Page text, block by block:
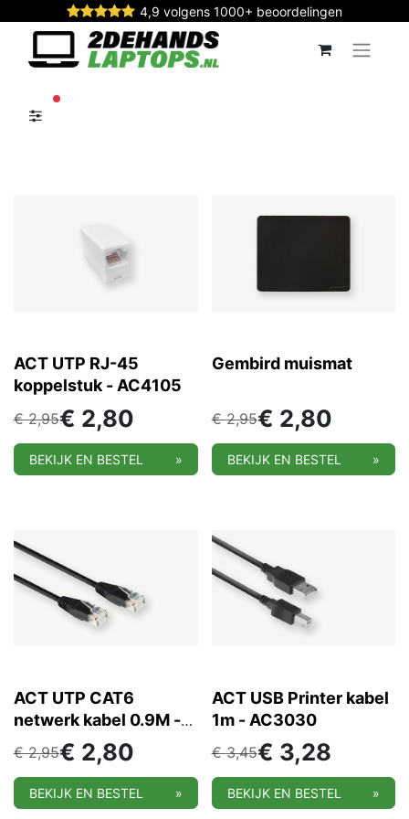
4,9 volgens 1000+ beoordelingen
actieve filters
ACT UTP RJ-45
koppelstuk - AC4105
€2,95€ 2,80
BEKIJK EN BESTEL »
Gembird muismat
€2,95€ 2,80
BEKIJK EN BESTEL »
ACT UTP CAT6
netwerk kabel 0.9M -
AC4000
€2,95€ 2,80
BEKIJK EN BESTEL »
ACT USB Printer kabel
1m - AC3030
€3,45€ 3,28
BEKIJK EN BESTEL »